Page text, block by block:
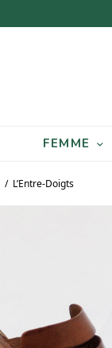
FEMME
/ L’Entre-Doigts